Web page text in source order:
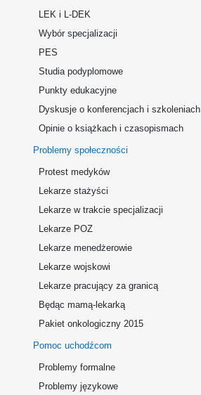
LEK i L-DEK
Wybór specjalizacji
PES
Studia podyplomowe
Punkty edukacyjne
Dyskusje o konferencjach i szkoleniach
Opinie o książkach i czasopismach
Problemy społeczności
Protest medyków
Lekarze stażyści
Lekarze w trakcie specjalizacji
Lekarze POZ
Lekarze menedżerowie
Lekarze wojskowi
Lekarze pracujący za granicą
Będąc mamą-lekarką
Pakiet onkologiczny 2015
Pomoc uchodźcom
Problemy formalne
Problemy językowe